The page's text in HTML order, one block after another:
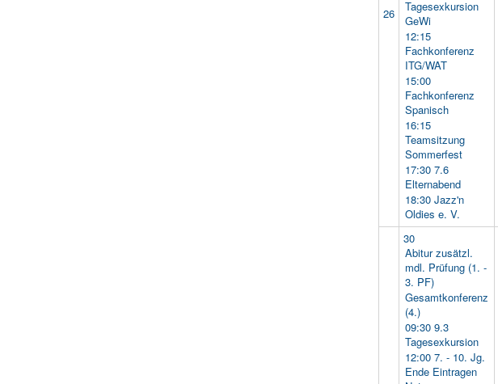
26
Tagesexkursion
GeWi
12:15
Fachkonferenz
ITG/WAT
15:00
Fachkonferenz
Spanisch
16:15
Teamsitzung
Sommerfest
17:30 7.6
Elternabend
18:30 Jazz'n
Oldies e. V.
30
Abitur zusätzl.
mdl. Prüfung (1. -
3. PF)
Gesamtkonferenz
(4.)
09:30 9.3
Tagesexkursion
12:00 7. - 10. Jg.
Ende Eintragen